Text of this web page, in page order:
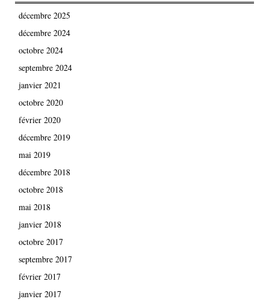
décembre 2025
décembre 2024
octobre 2024
septembre 2024
janvier 2021
octobre 2020
février 2020
décembre 2019
mai 2019
décembre 2018
octobre 2018
mai 2018
janvier 2018
octobre 2017
septembre 2017
février 2017
janvier 2017